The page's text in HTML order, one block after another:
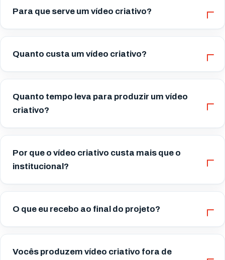
Para que serve um vídeo criativo?
Quanto custa um vídeo criativo?
Quanto tempo leva para produzir um vídeo
criativo?
Por que o vídeo criativo custa mais que o
institucional?
O que eu recebo ao final do projeto?
Vocês produzem vídeo criativo fora de